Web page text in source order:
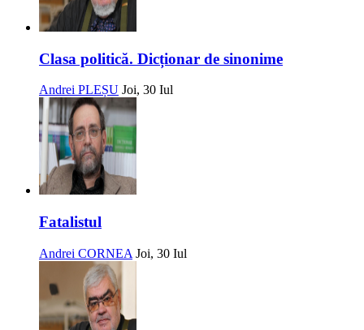
Clasa politică. Dicționar de sinonime
Andrei PLEȘU Joi, 30 Iul
Fatalistul
Andrei CORNEA Joi, 30 Iul